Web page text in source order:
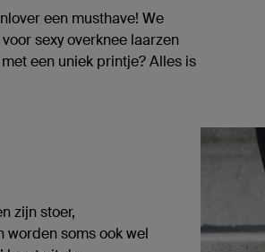
een musthave! We
sexy overknee laarzen
een uniek printje? Alles is
zijn stoer,
worden soms ook wel